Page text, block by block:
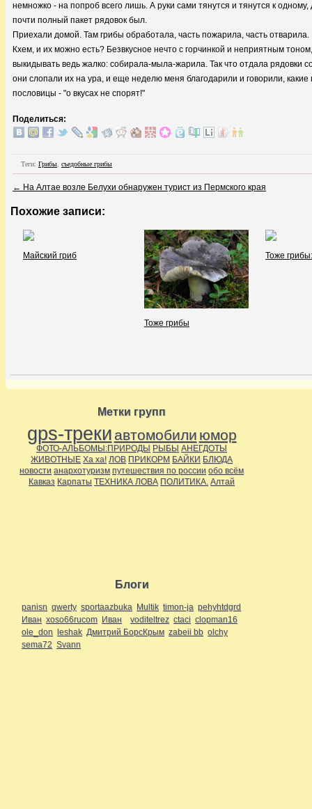
немножко - на попроб всего лишь. А руки сами тянутся и тянутся к одному,
почти полный пакет рядовок был.
Приехали домой. Там грибы обработала, часть пожарила, часть
Кхем, и их можно есть? Безвкусное нечто с горчинкой и неприятным
выкидывать ведь жалко: собирала-мыла-жарила. Так что отдала рядовки
они слопали их на ура, и еще неделю меня благодарили и говорили,
пословицы - "о вкусах не спорят!"
Поделиться:
Теги: Грибы, съедобные грибы
← На Алтае возле Белухи обнаружен турист из Пермского края
Похожие записи:
Майский гриб
Тоже грибы
Тоже
Метки групп
gps-треки автомобили юмор
ФОТО-АЛЬБОМЫ:ПРИРОДЫ РЫБЫ АНЕГДОТЫ
ЖИВОТНЫЕ Ха ха! ЛОВ ПРИКОРМ БАЙКИ БЛЮДА
новости анархотуризм путешествия по россии обо всём
Кавказ Карпаты ТЕХНИКА ЛОВА ПОЛИТИКА. Алтай
Блоги
panisn qwerty sportaazbuka Multik timon-ja pehyhtdgrd
Иван xoso66rucom Иван voditeltrez ctaci clopman16
ole_don leshak Дмитрий БорсКрым zabeii bb olchy
sema72 Svann